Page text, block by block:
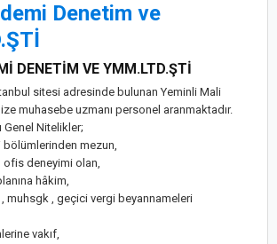
Denetim ve
DENETİM VE YMM.LTD.ŞTİ
sitesi adresinde bulunan Yeminli Mali
muhasebe uzmanı personel aranmaktadır.
Genel Nitelikler;
mezun,
ofis deneyimi olan,
hâkim,
muhsgk , geçici vergi beyannameleri
vakıf,